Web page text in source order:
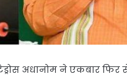
अधानोम ने एकबार
हुए
शामिल!